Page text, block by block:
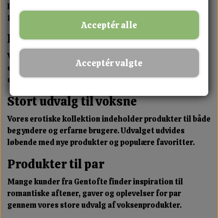
produkter til velvære, massage, intime accessories,
gaveidéer til voksne og meget mere.
Diskret online shopping
Vi ved, at diskretion betyder meget. Derfor tilbyder vi
en tryg og enkel købsoplevelse, hvor du kan bestille
dine varer online og få dem leveret diskret.
Stort udvalg til voksne
Vores erotiske kollektion indeholder produkter til både
begyndere og erfarne brugere. Udvalget udvides
løbende med nye produkter og populære favoritter.
Produkter til par
Mange kunder fra Gentofte finder inspiration til
romantiske aftener, gaver og oplevelser for par
gennem vores store udvalg af voksenprodukter.
Acceptér alle
Acceptér valgte